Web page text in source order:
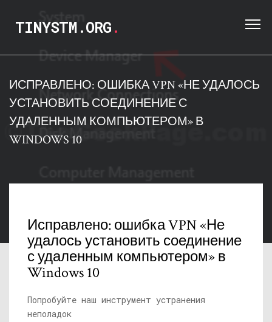
TINYSTM.ORG.
ИСПРАВЛЕНО: ОШИБКА VPN «НЕ УДАЛОСЬ
УСТАНОВИТЬ СОЕДИНЕНИЕ С
УДАЛЕННЫМ КОМПЬЮТЕРОМ» В
WINDOWS 10
Исправлено: ошибка VPN «Не
удалось установить соединение
с удаленным компьютером» в
Windows 10
Попробуйте наш инструмент устранения
неполадок